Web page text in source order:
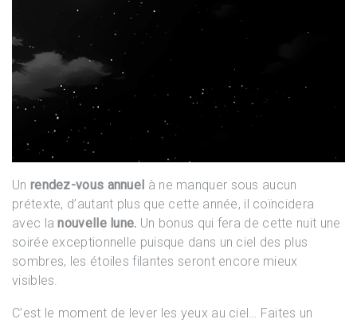
Un rendez-vous annuel à ne manquer sous aucun
prétexte, d’autant plus que cette année, il coïncidera
avec lanouvelle lune. Un bonus qui fera de cette nuit une
soirée exceptionnelle puisque dans un ciel des plus
sombres, les étoiles filantes seront encore mieux
visibles.
C’est le moment de lever les yeux au ciel… Faites un